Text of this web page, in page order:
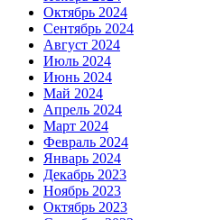
Октябрь 2024
Сентябрь 2024
Август 2024
Июль 2024
Июнь 2024
Май 2024
Апрель 2024
Март 2024
Февраль 2024
Январь 2024
Декабрь 2023
Ноябрь 2023
Октябрь 2023